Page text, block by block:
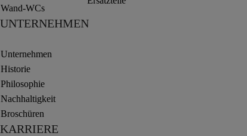
Wand-WCs
UNTERNEHMEN
Unternehmen
Historie
Philosophie
Nachhaltigkeit
Broschüren
KARRIERE